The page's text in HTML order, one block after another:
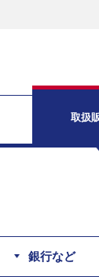
取扱
銀行など